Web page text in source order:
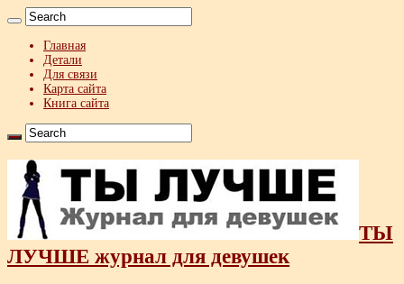
Главная
Детали
Для связи
Карта сайта
Книга сайта
ТЫ
ЛУЧШЕ журнал для девушек